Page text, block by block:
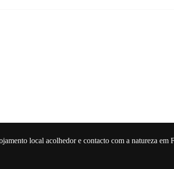
local acolhedor e contacto com a natureza em